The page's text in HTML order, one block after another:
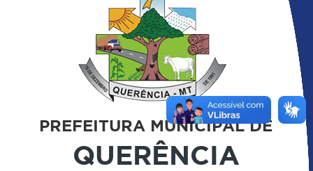
PREFEITURA MUNICIPAL DE
QUERÊNCIA